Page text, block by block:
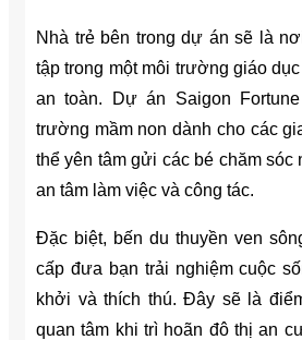
Nhà trẻ bên trong dự án sẽ là
tập trong một môi trường giáo
an toàn. Dự án Saigon
trường mầm non dành cho các
thể yên tâm gửi các bé chăm sóc
an tâm làm việc và công tác.
Đặc biệt, bến du thuyền ven
cấp đưa bạn trải nghiệm cuộc
khởi và thích thú. Đây sẽ là
quan tâm khi trì hoãn đô thị an